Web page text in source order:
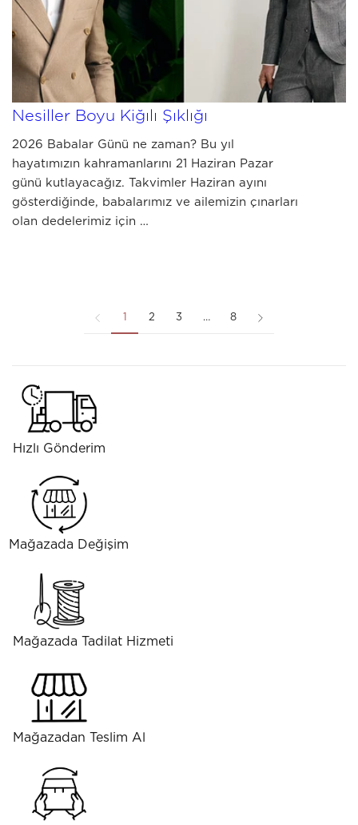
MAY 14 2026
2026 Babalar Günü Hediye Rehberi:
Nesiller Boyu Kiğılı Şıklığı
2026 Babalar Günü ne zaman? Bu yıl
hayatımızın kahramanlarını 21 Haziran Pazar
günü kutlayacağız. Takvimler Haziran ayını
gösterdiğinde, babalarımız ve ailemizin çınarları
olan dedelerimiz için …
2 3 … 8
Hızlı Gönderim
Mağazada Değişim
Mağazada Tadilat Hizmeti
Mağazadan Teslim Al